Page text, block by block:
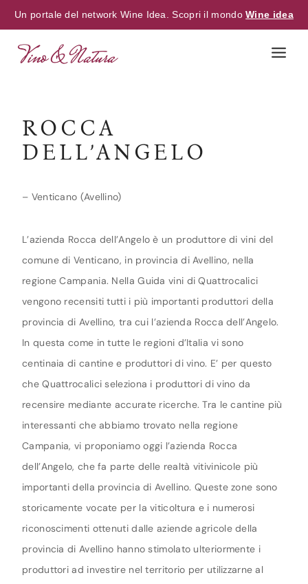
Un portale del network Wine Idea. Scopri il mondoWine idea
ROCCA
DELL’ANGELO
– Venticano (Avellino)
L’azienda Rocca dell’Angelo è un produttore di vini del
comune di Venticano, in provincia di Avellino, nella
regione Campania. Nella Guida vini di Quattrocalici
vengono recensiti tutti i più importanti produttori della
provincia di Avellino, tra cui l’azienda Rocca dell’Angelo.
In questa come in tutte le regioni d’Italia vi sono
centinaia di cantine e produttori di vino. E’ per questo
che Quattrocalici seleziona i produttori di vino da
recensire mediante accurate ricerche. Tra le cantine più
interessanti che abbiamo trovato nella regione
Campania, vi proponiamo oggi l’azienda Rocca
dell’Angelo, che fa parte delle realtà vitivinicole più
importanti della provincia di Avellino. Queste zone sono
storicamente vocate per la viticoltura e i numerosi
riconoscimenti ottenuti dalle aziende agricole della
provincia di Avellino hanno stimolato ulteriormente i
produttori ad investire nel territorio per utilizzarne al